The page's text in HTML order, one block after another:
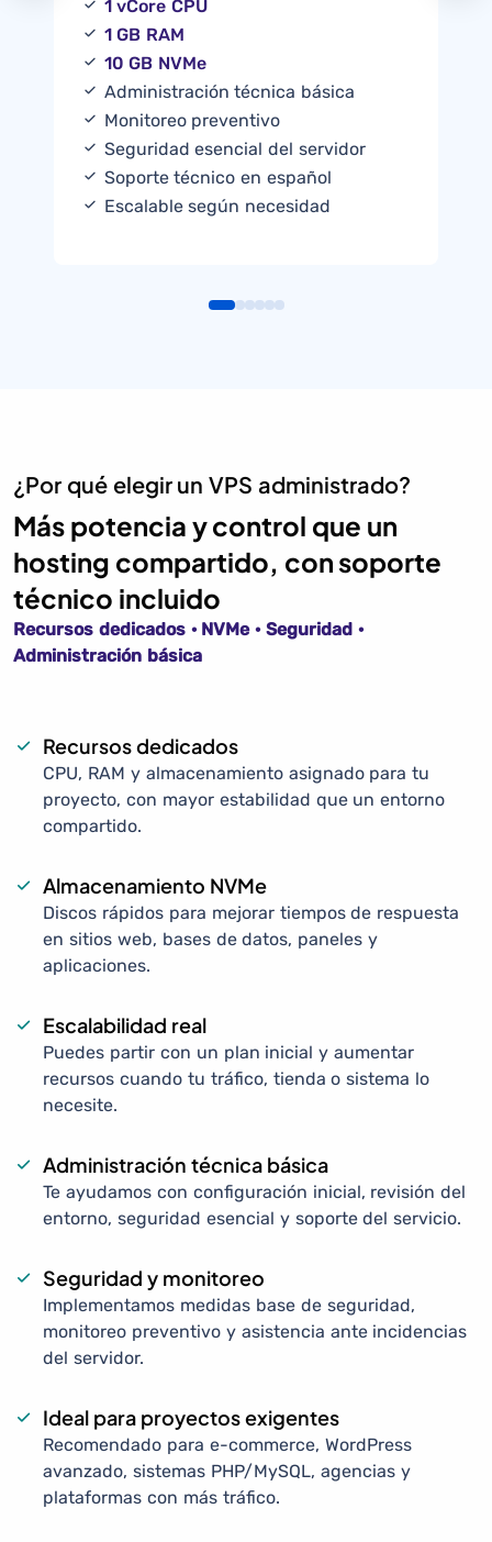
1 vCore CPU
1 GB RAM
10 GB NVMe
Administración técnica básica
Monitoreo preventivo
Seguridad esencial del servidor
Soporte técnico en español
Escalable según necesidad
¿Por qué elegir un VPS administrado?
Más potencia y control que un
hosting compartido, con soporte
técnico incluido
Recursos dedicados · NVMe · Seguridad ·
Administración básica
Recursos dedicados
CPU, RAM y almacenamiento asignado para tu
proyecto, con mayor estabilidad que un entorno
compartido.
Almacenamiento NVMe
Discos rápidos para mejorar tiempos de respuesta
en sitios web, bases de datos, paneles y
aplicaciones.
Escalabilidad real
Puedes partir con un plan inicial y aumentar
recursos cuando tu tráfico, tienda o sistema lo
necesite.
Administración técnica básica
Te ayudamos con configuración inicial, revisión del
entorno, seguridad esencial y soporte del servicio.
Seguridad y monitoreo
Implementamos medidas base de seguridad,
monitoreo preventivo y asistencia ante incidencias
del servidor.
Ideal para proyectos exigentes
Recomendado para e-commerce, WordPress
avanzado, sistemas PHP/MySQL, agencias y
plataformas con más tráfico.